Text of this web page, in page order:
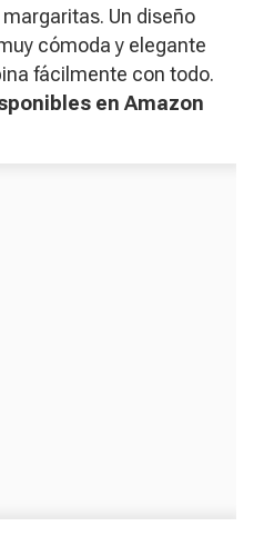
Un diseño
cómoda y elegante
fácilmente con todo.
en Amazon